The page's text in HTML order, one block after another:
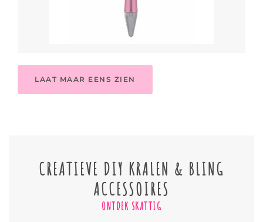
LAAT MAAR EENS ZIEN
CREATIEVE DIY KRALEN & BLING
ACCESSOIRES
ONTDEK SKATTIG